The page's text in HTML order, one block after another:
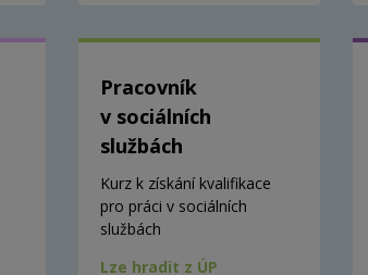
Pracovník
v sociálních
službách
Kurz k získání kvalifikace
pro práci v sociálních
službách
Lze hradit z ÚP